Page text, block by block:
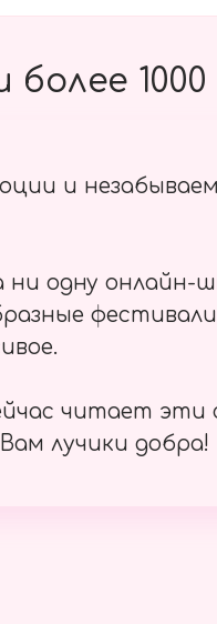
и
одну онлайн-
читает
лучики добра!